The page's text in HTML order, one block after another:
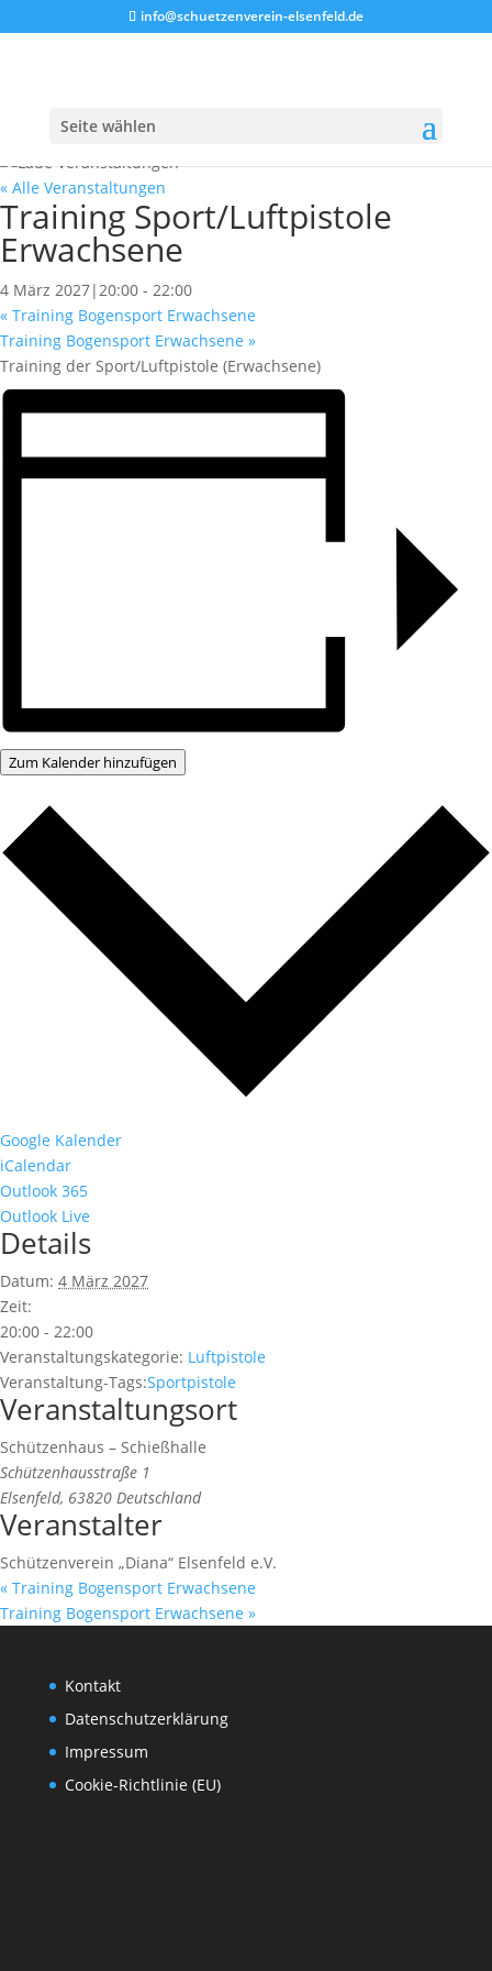
info@schuetzenverein-elsenfeld.de
Seite wählen
« Alle Veranstaltungen
Training Sport/Luftpistole
Erwachsene
4 März 2027|20:00 - 22:00
« Training Bogensport Erwachsene
Training Bogensport Erwachsene »
Training der Sport/Luftpistole (Erwachsene)
Zum Kalender hinzufügen
Google Kalender
iCalendar
Outlook 365
Outlook Live
Details
Datum: 4 März 2027
Zeit:
20:00 - 22:00
Veranstaltungskategorie: Luftpistole
Veranstaltung-Tags:Sportpistole
Veranstaltungsort
Schützenhaus – Schießhalle
Schützenhausstraße 1
Elsenfeld, 63820 Deutschland
Veranstalter
Schützenverein „Diana“ Elsenfeld e.V.
« Training Bogensport Erwachsene
Training Bogensport Erwachsene »
Kontakt
Datenschutzerklärung
Impressum
Cookie-Richtlinie (EU)